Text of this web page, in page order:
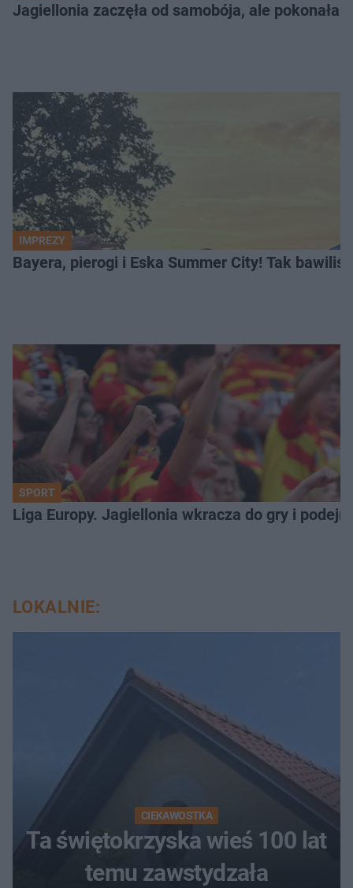
Jagiellonia zaczęła od samobója, ale pokonała
IMPREZY
Bayera, pierogi i Eska Summer City! Tak
SPORT
Liga Europy. Jagiellonia wkracza do gry i
LOKALNIE:
CIEKAWOSTKA
Ta świętokrzyska wieś 100 lat
temu zawstydzała